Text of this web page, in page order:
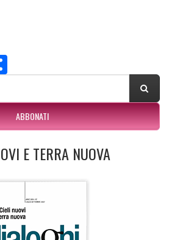
ABBONATI
E TERRA NUOVA